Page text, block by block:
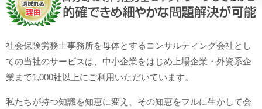
社会保険労務士事務所を母体とするコンサルティング会社とし
ての当社のサービスは、中小企業をはじめ上場企業・外資系企
業まで1,000社以上にご利用いただいています。
私たちが持つ知識を知恵に変え、その知恵をフルに生かして会